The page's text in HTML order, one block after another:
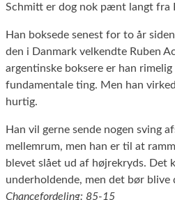
Schmitt er dog nok pænt langt fra
Han boksede senest for to år
den i Danmark velkendte Ruben
argentinske boksere er han
fundamentale ting. Men han
hurtig.
Han vil gerne sende nogen sving
mellemrum, men han er til at
blevet slået ud af højrekryds. Det
underholdende, men det bør blive
Chancefordeling: 85-15